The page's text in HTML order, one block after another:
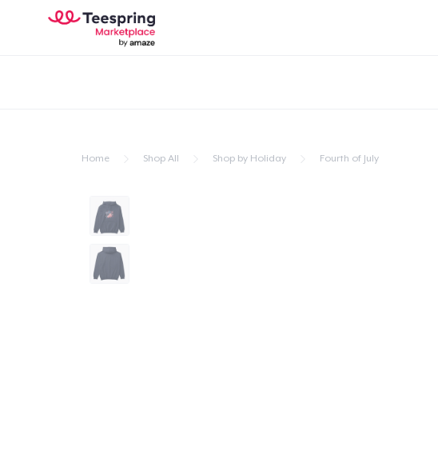
Home Shop All Shop by Holiday Fourth of July